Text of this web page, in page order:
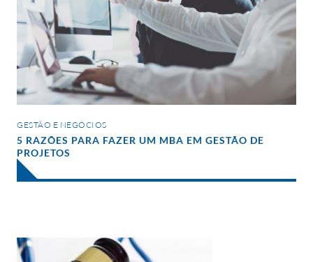
Projetos
GESTÃO E NEGÓCIOS
5 RAZÕES PARA FAZER UM MBA EM GESTÃO DE
PROJETOS